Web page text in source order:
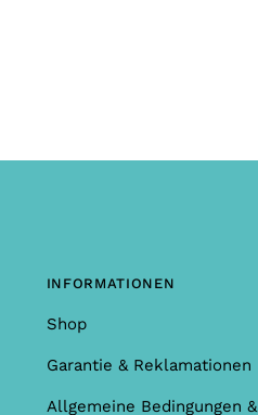
INFORMATIONEN
Shop
Garantie & Reklamationen
Allgemeine Bedingungen &